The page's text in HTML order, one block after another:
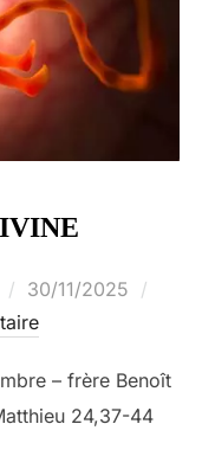
Publié
le
30/11/2025
– frère Benoît
24,37-44